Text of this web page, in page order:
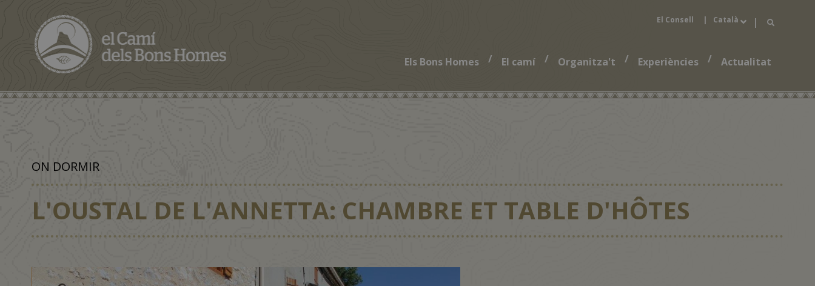
El Consell |
| Català
Francès
Els Bons Homes / El camí / Organitza't / Experiències / Actualitat
ON DORMIR
L'OUSTAL DE L'ANNETTA: CHAMBRE ET TABLE D'HÔTES